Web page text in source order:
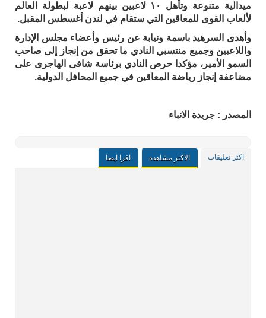
ميدالية متنوعة وتأهل ١٠ لاعبين بينهم لاعبة لبطولة العالم
لألعاب القوى للمعاقين التي ستقام في لندن أغسطس المقبل.
وأهدى السرهيد باسمة ونيابة عن رئيس وأعضاء مجلس الإدارة
واللاعبين وجميع منتسبي النادي ما تحقق من إنجاز إلى صاحب
السمو الأمير، مؤكدا حرص النادي برئاسة شافى الهاجرى على
مضاعفة إنجاز رياضة المعاقين في جميع المحافل الدولية.
المصدر : جريدة الانباء
اكثر تعليقات الاكثر مشاهدة اقرا ايضا